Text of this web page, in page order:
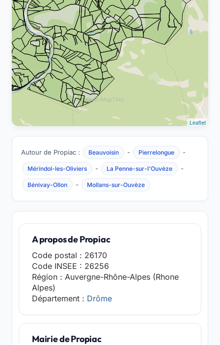
Leaflet
Autour de Propiac : Beauvoisin - Pierrelongue -
Mérindol-les-Oliviers - La Penne-sur-l'Ouvèze -
Bénivay-Ollon - Mollans-sur-Ouvèze
A propos de Propiac
Code postal : 26170
Code INSEE : 26256
Région : Auvergne-Rhône-Alpes (Rhone
Alpes)
Département : Drôme
Mairie de Propiac